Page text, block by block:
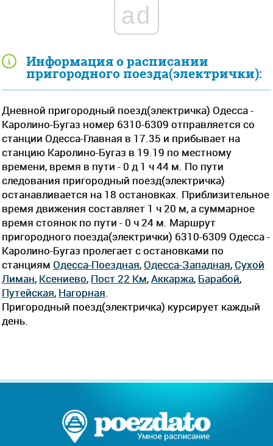
Информация о расписании
пригородного поезда(электрички):
Дневной пригородный поезд(электричка) Одесса -
Каролино-Бугаз номер 6310-6309 отправляется со
станции Одесса-Главная в 17.35 и прибывает на
станцию Каролино-Бугаз в 19.19 по местному
времени, время в пути - 0 д 1 ч 44 м. По пути
следования пригородный поезд(электричка)
останавливается на 18 остановках. Приблизительное
время движения составляет 1 ч 20 м, а суммарное
время стоянок по пути - 0 ч 24 м. Маршрут
пригородного поезда(электрички) 6310-6309 Одесса -
Каролино-Бугаз пролегает c остановками по
станциям Одесса-Поездная,Одесса-Западная, Сухой
Лиман, Ксениево, Пост 22 Км,Аккаржа, Барабой,
Путейская, Нагорная
Пригородный поезд(электричка) курсирует каждый
день.
ad